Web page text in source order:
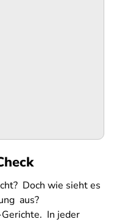
Doch wie sieht es
aus?
In jeder